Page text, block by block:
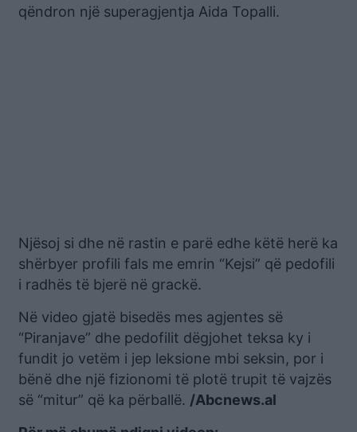
qëndron një superagjentja Aida Topalli.
Njësoj si dhe në rastin e parë edhe këtë herë ka
shërbyer profili fals me emrin “Kejsi” që pedofili
i radhës të bjerë në grackë.
Në video gjatë bisedës mes agjentes së
“Piranjave” dhe pedofilit dëgjohet teksa ky i
fundit jo vetëm i jep leksione mbi seksin, por i
bënë dhe një fizionomi të plotë trupit të vajzës
së “mitur” që ka përballë. /Abcnews.al